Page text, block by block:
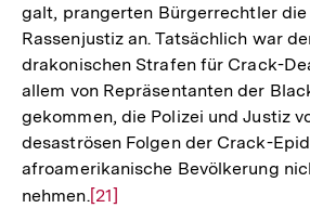
galt, prangerten Bürgerrechtler die
Rassenjustiz an. Tatsächlich war
drakonischen Strafen für Crack-
allem von Repräsentanten der
gekommen, die Polizei und Justiz
desaströsen Folgen der Crack-
afroamerikanische Bevölkerung
nehmen.Zur
[21]